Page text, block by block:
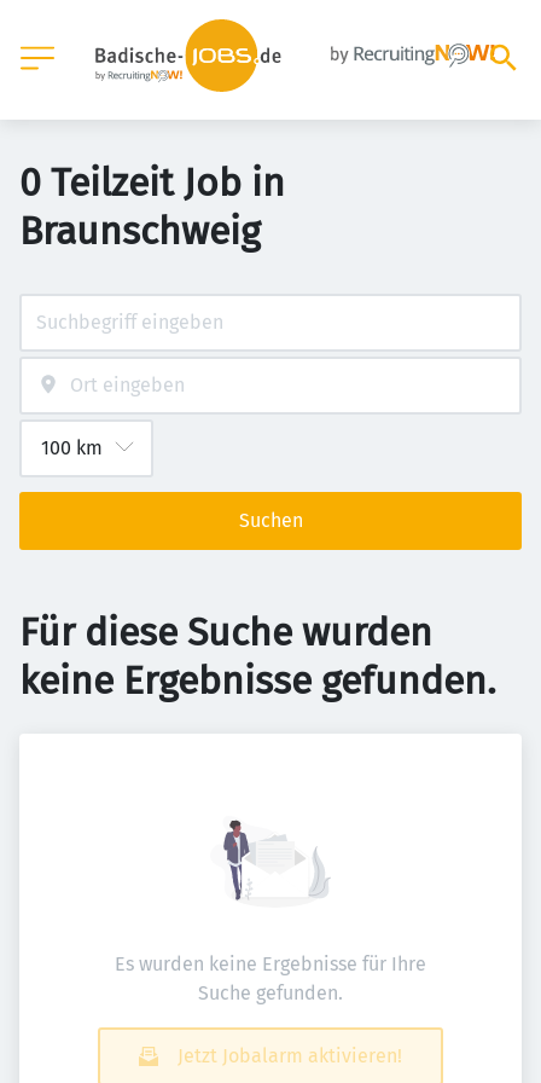
0 Teilzeit Job in
Braunschweig
Suchen
Für diese Suche wurden
keine Ergebnisse gefunden.
Es wurden keine Ergebnisse für Ihre
Suche gefunden.
Jetzt Jobalarm aktivieren!